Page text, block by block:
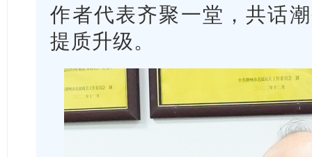
作者代表齐聚一堂，共话
提质升级。